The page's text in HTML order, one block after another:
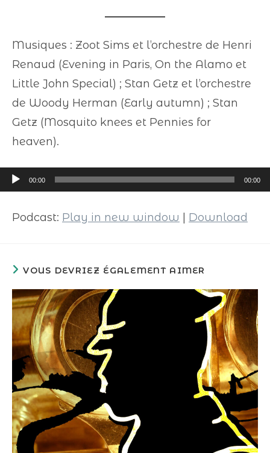
Musiques : Zoot Sims et l’orchestre de Henri
Renaud (Evening in Paris, On the Alamo et
Little John Special) ; Stan Getz et l’orchestre
de Woody Herman (Early autumn) ; Stan
Getz (Mosquito knees et Pennies for
heaven).
Lecteur
audio
00:00 00:00
Podcast: Play in new window Download
VOUS DEVRIEZ ÉGALEMENT AIMER